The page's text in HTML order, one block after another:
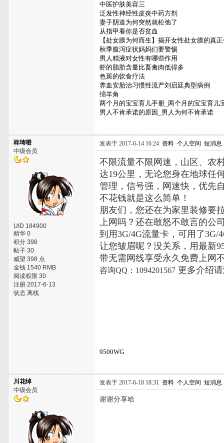
中医护肤美容三
泛发性神经性皮炎中药方剂
妻子阴道为何突然就松弛了
从指甲看你是否贫血
【处女膜为何而生】揭开女性处女膜的真
秋季腹泻症状妈妈们要警惕
男人精液对女性有哪些作用
虾的脂肪含量比畜禽肉低得多
色斑的饮食疗法
养血安胎治习惯性流产刘启廷典型病例
绵羊角
两个月的宝宝育儿手册_两个月的宝宝育儿
男人不肯承诺的原因_男人为何不肯承诺
柊琦噔
中级会员
UID 184900
精华 0
积分 398
帖子 30
威望 398 点
金钱 1540 RMB
阅读权限 30
注册 2017-6-13
状态 离线
发表于 2017-6-14 16:24 资料 个人空间 短消息
不限流量不限网速，山区、农
达19公里，无论您身在地球任
管理，信号强，网速快，优先
不花钱就是这么简单！
朋友们，您还在为家里装修要
上网吗？还在敢怒不敢言的公
到用3G/4G流量卡，可用了
让您皱眉呢？没关系，用最新
带无需网线享受永久免费上网
咨询QQ：1094201567 更多介绍
9500WG
川花绰
中级会员
发表于 2017-6-18 18:31 资料 个人空间 短消息
谢谢分享哈